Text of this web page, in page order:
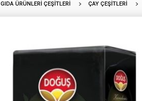
GIDA ÜRÜNLERI ÇEŞITLERI ÇAY ÇEŞITLERI